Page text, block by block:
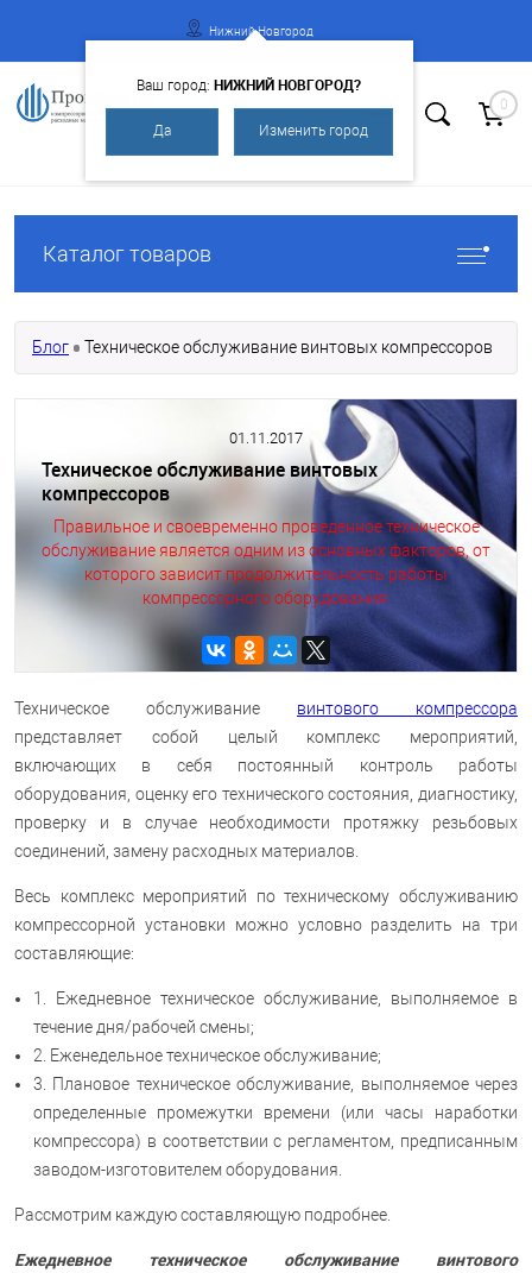
Нижний Новгород
Ваш город: НИЖНИЙ НОВГОРОД?
Да Изменить город
0
Каталог товаров
Блог Техническое обслуживание винтовых компрессоров
01.11.2017
Техническое обслуживание винтовых
компрессоров
Правильное и своевременно проведенное техническое
обслуживание является одним из основных факторов, от
которого зависит продолжительность работы
компрессорного оборудования.
Техническое обслуживание винтового компрессора
представляет собой целый комплекс мероприятий,
включающих в себя постоянный контроль работы
оборудования, оценку его технического состояния, диагностику,
проверку и в случае необходимости протяжку резьбовых
соединений, замену расходных материалов.
Весь комплекс мероприятий по техническому обслуживанию
компрессорной установки можно условно разделить на три
составляющие:
1. Ежедневное техническое обслуживание, выполняемое в
течение дня/рабочей смены;
2. Еженедельное техническое обслуживание;
3. Плановое техническое обслуживание, выполняемое через
определенные промежутки времени (или часы наработки
компрессора) в соответствии с регламентом, предписанным
заводом-изготовителем оборудования.
Рассмотрим каждую составляющую подробнее.
Ежедневное техническое обслуживание винтового